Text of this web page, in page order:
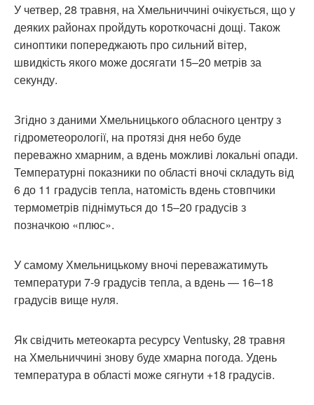
У четвер, 28 травня, на Хмельниччині очікується, що у
деяких районах пройдуть короткочасні дощі. Також
синоптики попереджають про сильний вітер,
швидкість якого може досягати 15–20 метрів за
секунду.
Згідно з даними Хмельницького обласного центру з
гідрометеорології, на протязі дня небо буде
переважно хмарним, а вдень можливі локальні опади.
Температурні показники по області вночі складуть від
6 до 11 градусів тепла, натомість вдень стовпчики
термометрів піднімуться до 15–20 градусів з
позначкою «плюс».
У самому Хмельницькому вночі переважатимуть
температури 7-9 градусів тепла, а вдень — 16–18
градусів вище нуля.
Як свідчить метеокарта ресурсу Ventusky, 28 травня
на Хмельниччині знову буде хмарна погода. Удень
температура в області може сягнути +18 градусів.